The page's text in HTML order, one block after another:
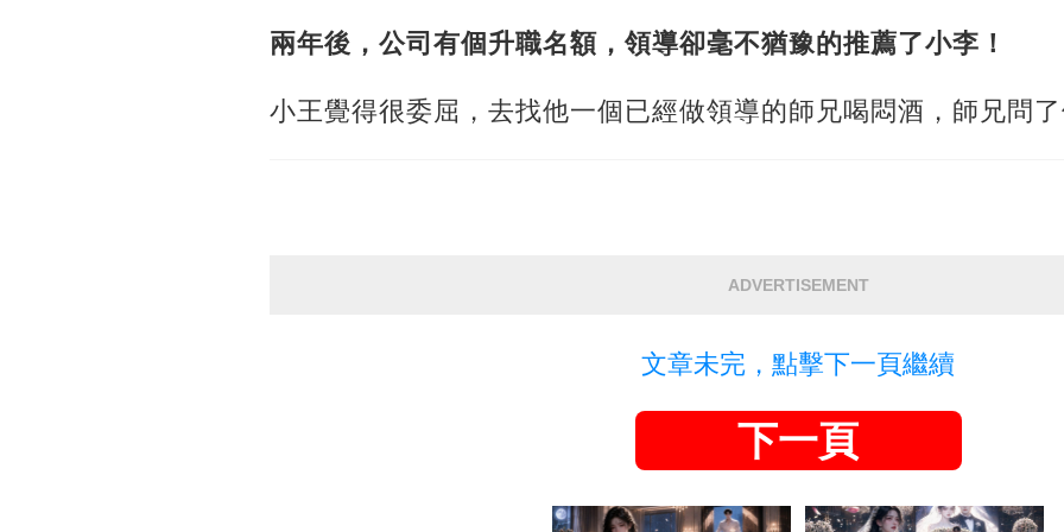
兩年後，公司有個升職名額，領導卻毫不猶豫的推薦了小李！
小王覺得很委屈，去找他一個已經做領導的師兄喝悶酒，師兄問了
ADVERTISEMENT
文章未完，點擊下一頁繼續
下一頁